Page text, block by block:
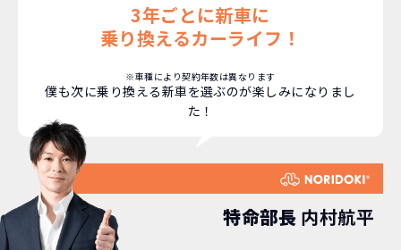
どこよりも安くご契約いただけます！
頭金不要で超低価格！憧れのクルマが手軽に乗れ
ます！
短期間だから安心！
NORIDOKIなら短期リースでも安いんです！
に新車なので故障の心配がありませんし、急なラ
イフスタイルの変化にも対応が可能です。
月々定額料金で安心
NORIDOKIなら頭金・ボーナス払い・諸経費・税
金など一切不要！月々「定額料金」をお支払い
いただくだけでご利用いただけます。
3年ごとに新車に
乗り換えるカーライフ！
※車種により契約年数は異なります
僕も次に乗り換える新車を選ぶのが楽しみになりまし
た！
特命部長 内村航平